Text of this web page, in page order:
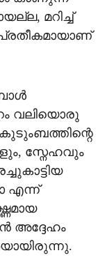
മറിച്ച്
വലിയൊരു
സ്നേഹവും
എന്ന്
അദ്ദേഹം